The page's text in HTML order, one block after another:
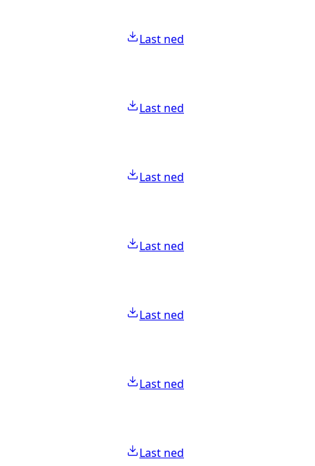
Last ned
Last ned
Last ned
Last ned
Last ned
Last ned
Last ned